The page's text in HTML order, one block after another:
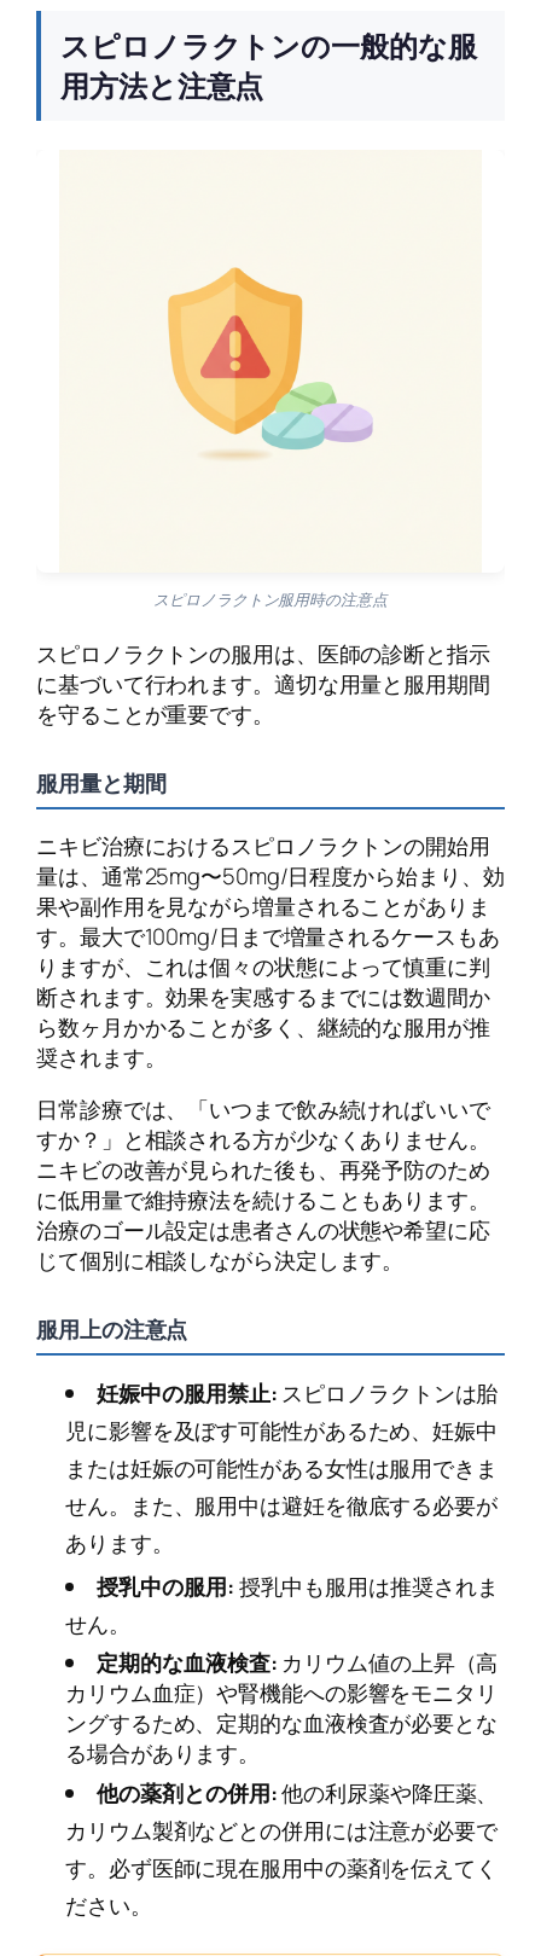
スピロノラクトンの一般的な服
用方法と注意点
スピロノラクトン服用時の注意点
スピロノラクトンの服用は、医師の診断と指示
に基づいて行われます。適切な用量と服用期間
を守ることが重要です。
服用量と期間
ニキビ治療におけるスピロノラクトンの開始用
量は、通常25mg〜50mg/日程度から始まり、効
果や副作用を見ながら増量されることがありま
す。最大で100mg/日まで増量されるケースもあ
りますが、これは個々の状態によって慎重に判
断されます。効果を実感するまでには数週間か
ら数ヶ月かかることが多く、継続的な服用が推
奨されます。
日常診療では、「いつまで飲み続ければいいで
すか？」と相談される方が少なくありません。
ニキビの改善が見られた後も、再発予防のため
に低用量で維持療法を続けることもあります。
治療のゴール設定は患者さんの状態や希望に応
じて個別に相談しながら決定します。
服用上の注意点
妊娠中の服用禁止:スピロノラクトンは胎
児に影響を及ぼす可能性があるため、妊娠中
または妊娠の可能性がある女性は服用できま
せん。また、服用中は避妊を徹底する必要が
あります。
授乳中の服用:授乳中も服用は推奨されま
せん。
定期的な血液検査:カリウム値の上昇（高
カリウム血症）や腎機能への影響をモニタリ
ングするため、定期的な血液検査が必要とな
る場合があります。
他の薬剤との併用:他の利尿薬や降圧薬、
カリウム製剤などとの併用には注意が必要で
す。必ず医師に現在服用中の薬剤を伝えてく
ださい。